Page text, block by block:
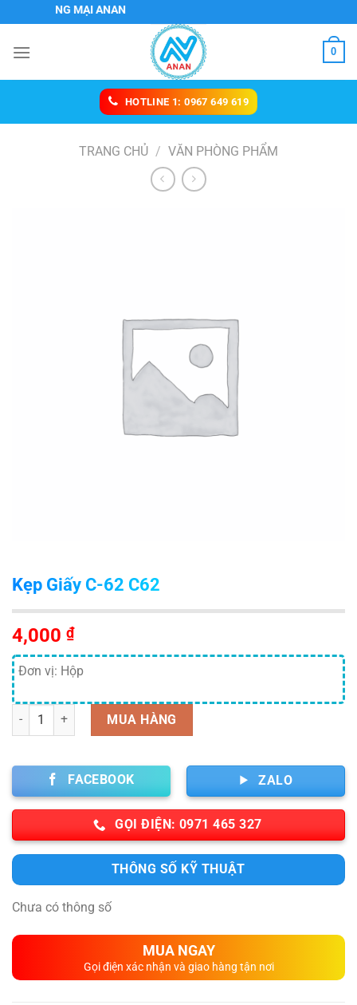
đến
nội
MẠI ANAN
0
HOTLINE 1: 0967 649 619
TRANG CHỦ / VĂN PHÒNG PHẨM
Kẹp Giấy C-62 C62
4,000 ₫
Đơn vị: Hộp
Số lượng MUA HÀNG
FACEBOOK ZALO
GỌI ĐIỆN: 0971 465 327
THÔNG SỐ KỸ THUẬT
Chưa có thông số
MUA NGAY
Gọi điện xác nhận và giao hàng tận nơi